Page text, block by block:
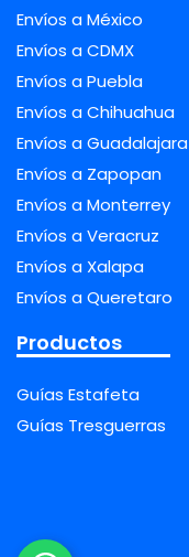
Envíos a México
Envíos a CDMX
Envíos a Puebla
Envíos a Chihuahua
Envíos a Guadalajara
Envíos a Zapopan
Envíos a Monterrey
Envíos a Veracruz
Envíos a Xalapa
Envíos a Queretaro
Productos
Guías Estafeta
Guías Tresguerras